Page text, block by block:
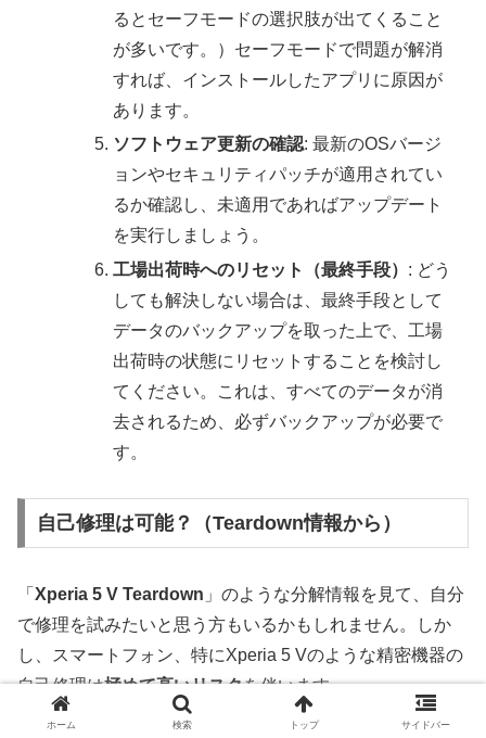
るとセーフモードの選択肢が出てくること
が多いです。）セーフモードで問題が解消
すれば、インストールしたアプリに原因が
あります。
ソフトウェア更新の確認: 最新のOSバージ
ョンやセキュリティパッチが適用されてい
るか確認し、未適用であればアップデート
を実行しましょう。
工場出荷時へのリセット（最終手段） : どう
しても解決しない場合は、最終手段として
データのバックアップを取った上で、工場
出荷時の状態にリセットすることを検討し
てください。これは、すべてのデータが消
去されるため、必ずバックアップが必要で
す。
自己修理は可能？（Teardown情報から）
「 Xperia 5 V Teardown 」のような分解情報を見て、自分
で修理を試みたいと思う方もいるかもしれません。しか
し、スマートフォン、特にXperia 5 Vのような精密機器の
自己修理は極めて高いリスクを伴います。
ホーム 検索 トップ サイドバー